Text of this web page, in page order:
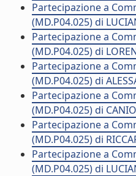
Partecipazione a
(MD.P04.025) di
Partecipazione a
(MD.P04.025) di
Partecipazione a
(MD.P04.025) di
Partecipazione a
(MD.P04.025) di
Partecipazione a
(MD.P04.025) di
Partecipazione a
(MD.P04.025) di